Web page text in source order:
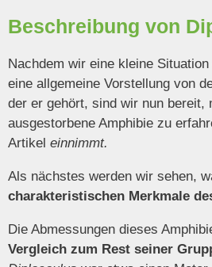
Beschreibung von
Nachdem wir eine kleine
eine allgemeine Vorstellung von
der er gehört, sind wir nun bereit,
ausgestorbene Amphibie zu
Artikel einnimmt.
Als nächstes werden wir sehen,
charakteristischen Merkmale
Die Abmessungen dieses
Vergleich zum Rest seiner